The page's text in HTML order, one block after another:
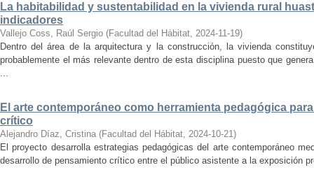
La habitabilidad y sustentabilidad en la vivienda rural
indicadores
Vallejo Coss, Raúl Sergio (Facultad del Hábitat, 2024-11-19)
Dentro del área de la arquitectura y la construcción, la vivienda
probablemente el más relevante dentro de esta disciplina puesto que
...
El arte contemporáneo como herramienta pedagógica
crítico
Alejandro Díaz, Cristina (Facultad del Hábitat, 2024-10-21)
El proyecto desarrolla estrategias pedagógicas del arte contemporáneo
desarrollo de pensamiento crítico entre el público asistente a la exposición